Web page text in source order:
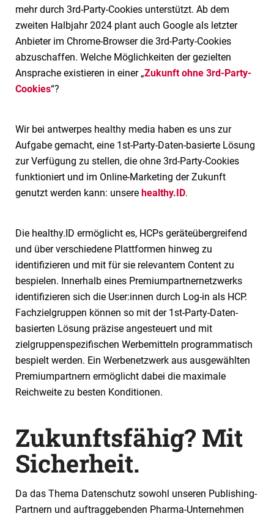
mehr durch 3rd-Party-Cookies unterstützt. Ab dem
zweiten Halbjahr 2024 plant auch Google als letzter
Anbieter im Chrome-Browser die 3rd-Party-Cookies
abzuschaffen. Welche Möglichkeiten der gezielten
Ansprache existieren in einer „Zukunft ohne 3rd-Party-
Cookies“?
Wir bei antwerpes healthy media haben es uns zur
Aufgabe gemacht, eine 1st-Party-Daten-basierte Lösung
zur Verfügung zu stellen, die ohne 3rd-Party-Cookies
funktioniert und im Online-Marketing der Zukunft
genutzt werden kann: unsere healthy.ID.
Die healthy.ID ermöglicht es, HCPs geräteübergreifend
und über verschiedene Plattformen hinweg zu
identifizieren und mit für sie relevantem Content zu
bespielen. Innerhalb eines Premiumpartnernetzwerks
identifizieren sich die User:innen durch Log-in als HCP.
Fachzielgruppen können so mit der 1st-Party-Daten-
basierten Lösung präzise angesteuert und mit
zielgruppenspezifischen Werbemitteln programmatisch
bespielt werden. Ein Werbenetzwerk aus ausgewählten
Premiumpartnern ermöglicht dabei die maximale
Reichweite zu besten Konditionen.
Zukunftsfähig? Mit
Sicherheit.
Da das Thema Datenschutz sowohl unseren Publishing-
Partnern und auftraggebenden Pharma-Unternehmen